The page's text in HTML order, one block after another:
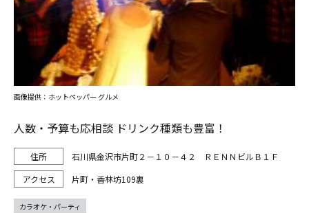
人数・予算も応相談 ドリンク種類も豊富！
石川県金沢市片町２－１０－４２ ＲＥＮＮビルＢ１Ｆ
片町・香林坊109裏
画像提供：ホットペッパー グルメ
カラオケ・パーティ